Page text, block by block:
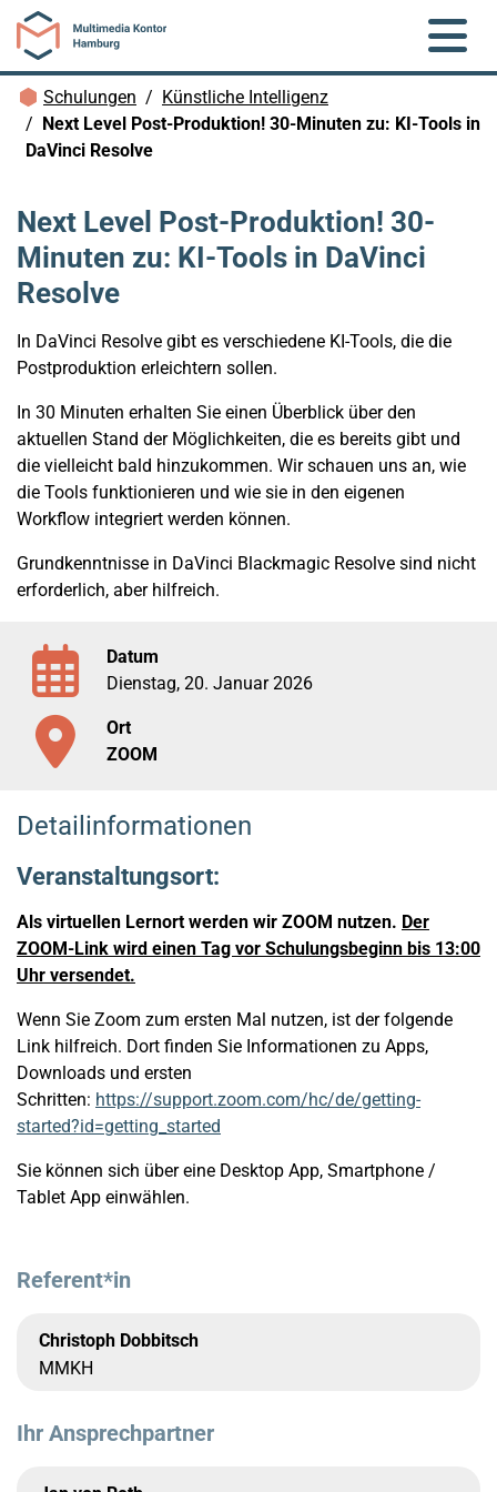
Zum Hauptinhalt springen
Brotkrümelnavigation
Schulungen
Künstliche Intelligenz
Next Level Post-Produktion! 30-Minuten zu: KI-Tools in
DaVinci Resolve
Next Level Post-Produktion! 30-
Minuten zu: KI-Tools in DaVinci
Resolve
In DaVinci Resolve gibt es verschiedene KI-Tools, die die
Postproduktion erleichtern sollen.
In 30 Minuten erhalten Sie einen Überblick über den
aktuellen Stand der Möglichkeiten, die es bereits gibt und
die vielleicht bald hinzukommen. Wir schauen uns an, wie
die Tools funktionieren und wie sie in den eigenen
Workflow integriert werden können.
Grundkenntnisse in DaVinci Blackmagic Resolve sind nicht
erforderlich, aber hilfreich.
Datum
Dienstag, 20. Januar 2026
Ort
ZOOM
Detailinformationen
Veranstaltungsort:
Als virtuellen Lernort werden wir ZOOM nutzen. Der
ZOOM-Link wird einen Tag vor Schulungsbeginn bis 13:00
Uhr versendet.
Wenn Sie Zoom zum ersten Mal nutzen, ist der folgende
Link hilfreich. Dort finden Sie Informationen zu Apps,
Downloads und ersten
Schritten: https://support.zoom.com/hc/de/getting-
started?id=getting_started
Sie können sich über eine Desktop App, Smartphone /
Tablet App einwählen.
Referent*in
Christoph Dobbitsch
MMKH
Ihr Ansprechpartner